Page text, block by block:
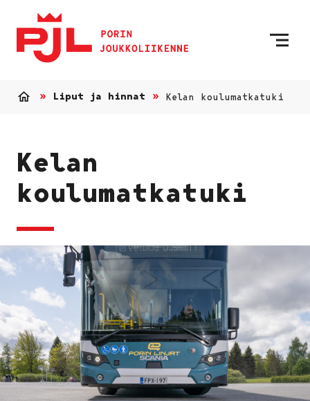
Liput ja hinnat Kelan koulumatkatuki
Kelan
koulumatkatuki